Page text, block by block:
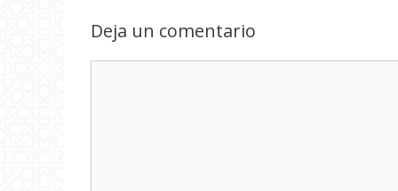
Deja un comentario